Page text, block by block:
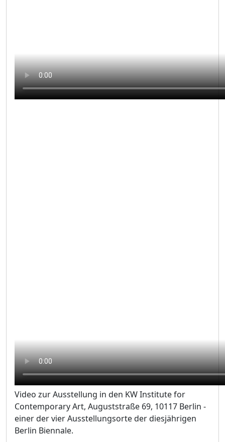
Video zur Ausstellung in den KW Institute for
Contemporary Art, Auguststraße 69, 10117 Berlin -
einer der vier Ausstellungsorte der diesjährigen
Berlin Biennale.